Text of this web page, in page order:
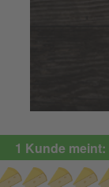
1 Kunde meint: